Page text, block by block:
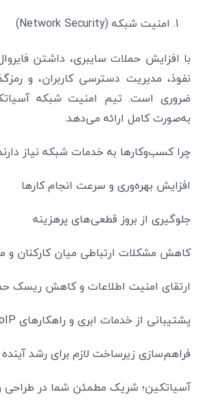
امنیت شبکه (Network Security)
با افزایش حملات سایبری، داشتن
نفوذ، مدیریت دسترسی کاربران، و
ضروری است. تیم امنیت شبکه
به‌صورت کامل ارائه می‌دهد.
چرا کسب‌وکارها به خدمات شبکه نیاز
افزایش بهره‌وری و سرعت انجام کارها
جلوگیری از بروز قطعی‌های پرهزینه
کاهش مشکلات ارتباطی میان کارکنان و
ارتقای امنیت اطلاعات و کاهش ریسک
پشتیبانی از خدمات ابری و راهکارهای VoIP
فراهم‌سازی زیرساخت لازم برای رشد
آسیاتکین؛ شریک مطمئن شما در طراحی